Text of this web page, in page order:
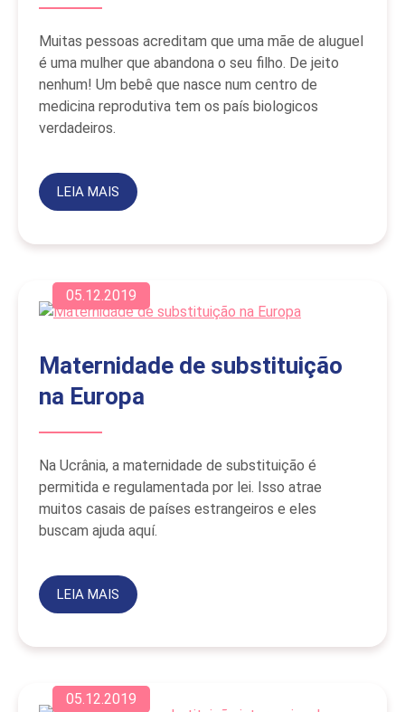
Muitas pessoas acreditam que uma mãe de aluguel
é uma mulher que abandona o seu filho. De jeito
nenhum! Um bebê que nasce num centro de
medicina reprodutiva tem os país biologicos
verdadeiros.
LEIA MAIS
05.12.2019
Maternidade de substituição
na Europa
Na Ucrânia, a maternidade de substituição é
permitida e regulamentada por lei. Isso atrae
muitos casais de países estrangeiros e eles
buscam ajuda aquí.
LEIA MAIS
05.12.2019